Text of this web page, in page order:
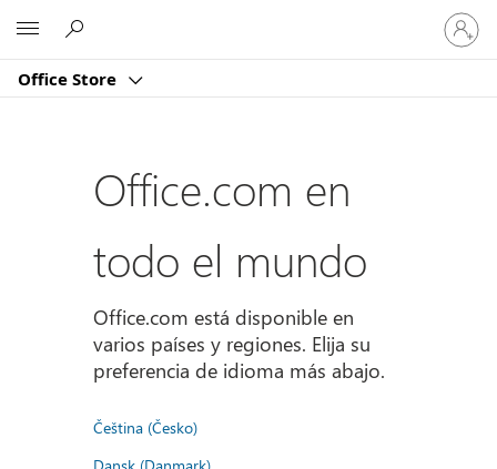
Office Store
Iniciar
sesión
en
cuenta
Office.com en
todo el mundo
Office.com está disponible en
varios países y regiones. Elija su
preferencia de idioma más abajo.
Čeština (Česko)
Dansk (Danmark)